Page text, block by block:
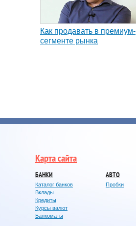
Как продавать в премиум-
сегменте рынка
Карта сайта
БАНКИ
Каталог банков
Вклады
Кредиты
Курсы валют
Банкоматы
АВТО
Пробки